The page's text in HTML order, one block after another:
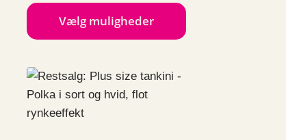
Vælg muligheder
vare
varianter.